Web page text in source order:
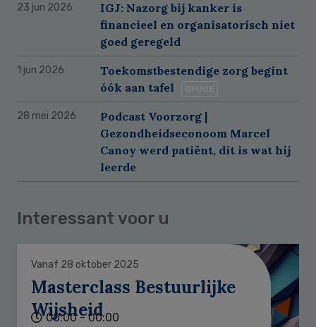
23 jun 2026
IGJ: Nazorg bij kanker is
financieel en organisatorisch niet
goed geregeld
1 jun 2026
Toekomstbestendige zorg begint
óók aan tafel
28 mei 2026
Podcast Voorzorg |
Gezondheidseconoom Marcel
Canoy werd patiënt, dit is wat hij
leerde
Interessant voor u
Vanaf 28 oktober 2025
Masterclass Bestuurlijke
Wijsheid
00:00 - 00:00